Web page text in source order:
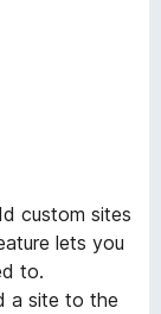
custom sites
lets you
to.
a site to the